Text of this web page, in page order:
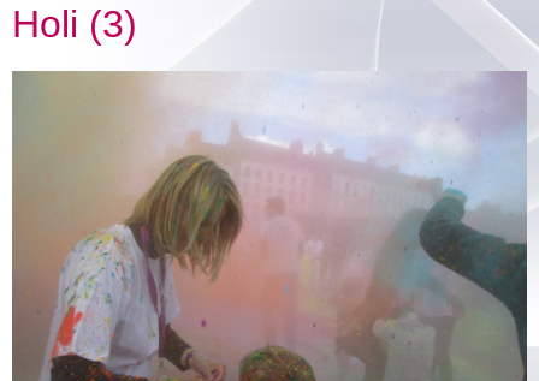
Holi (3)